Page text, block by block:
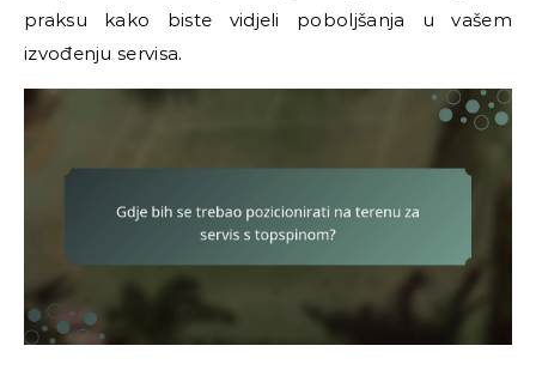
praksu kako biste vidjeli poboljšanja u vašem
izvođenju servisa.